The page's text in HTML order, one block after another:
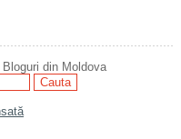
din Moldova